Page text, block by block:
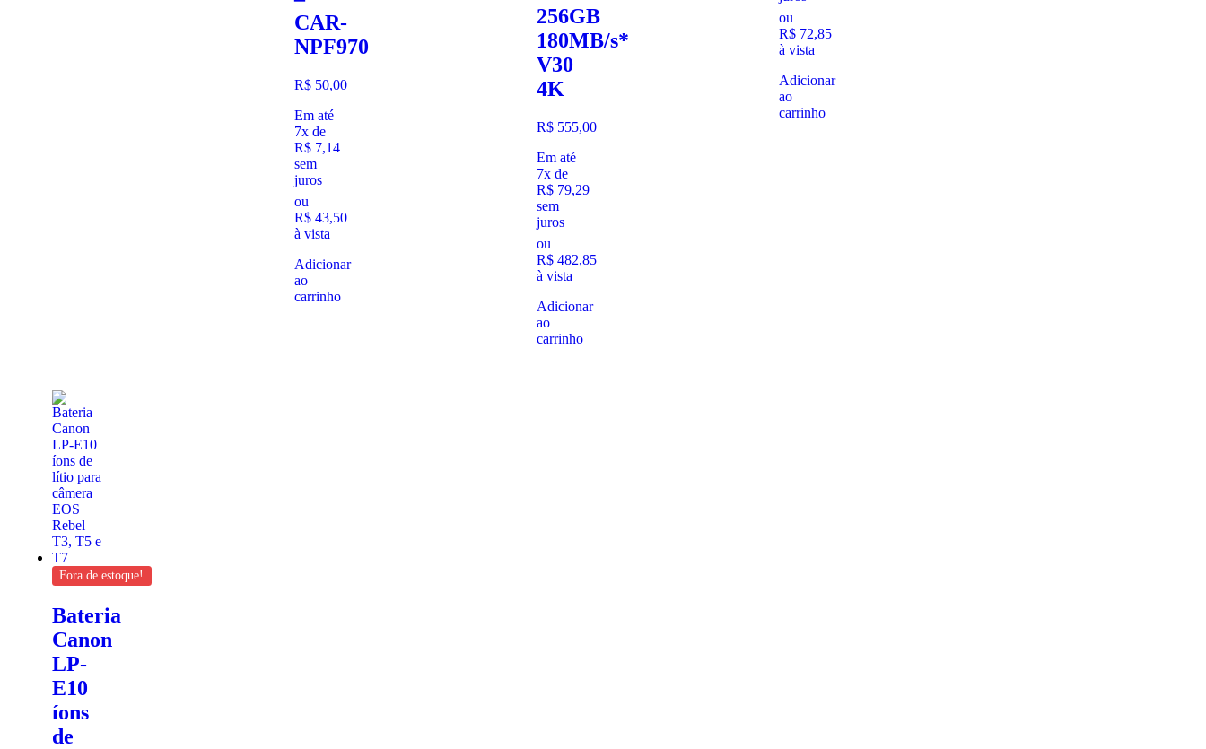
CAR-
NPF970
R$ 50,00
Em até
7x de
R$ 7,14
sem
juros
ou
R$ 43,50
à vista
Adicionar
ao
carrinho
256GB
180MB/s*
V30
4K
R$ 555,00
Em até
7x de
R$ 79,29
sem
juros
ou
R$ 482,85
à vista
Adicionar
ao
carrinho
ou
R$ 72,85
à vista
Adicionar
ao
carrinho
Fora de estoque!
Bateria
Canon
LP-
E10
íons
de